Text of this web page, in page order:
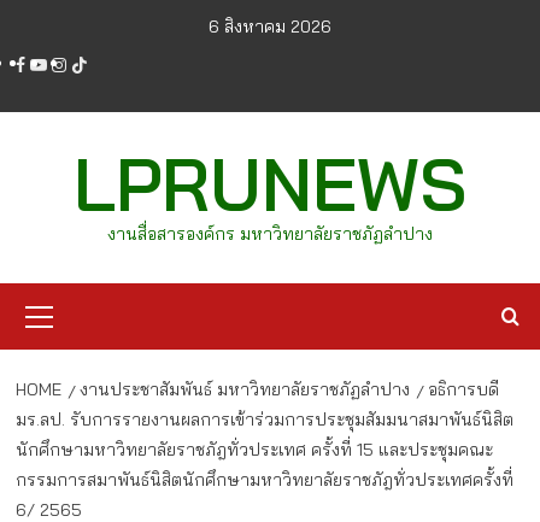
content
6 สิงหาคม 2026
facebook
youtube
instagram
tiktok
LPRUNEWS
งานสื่อสารองค์กร มหาวิทยาลัยราชภัฏลำปาง
Menu
HOME งานประชาสัมพันธ์ มหาวิทยาลัยราชภัฏลำปาง
อธิการบดี
มร.ลป. รับการรายงานผลการเข้าร่วมการประชุมสัมมนาสมาพันธ์นิสิต
นักศึกษามหาวิทยาลัยราชภัฎทั่วประเทศ ครั้งที่ 15 และประชุมคณะ
กรรมการสมาพันธ์นิสิตนักศึกษามหาวิทยาลัยราชภัฎทั่วประเทศครั้งที่
6/ 2565